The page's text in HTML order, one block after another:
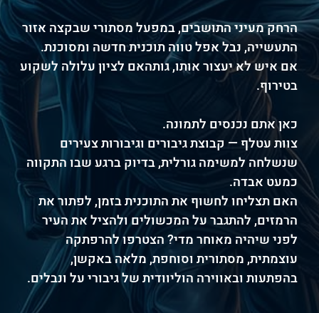
הרחק מעיני התושבים, במפעל מסתורי שבקצה אזור
התעשייה, נבל אפל טווה תוכנית חדשה ומסוכנת.
אם איש לא יעצור אותו, גותהאם לציון עלולה לשקוע
בטירוף.
כאן אתם נכנסים לתמונה.
צוות עטלף — קבוצת גיבורים וגיבורות צעירים
שנשלחה למשימה גורלית, בדיוק ברגע שבו התקווה
כמעט אבדה.
האם תצליחו לחשוף את התוכנית בזמן, לפתור את
הרמזים, להתגבר על המכשולים ולהציל את העיר
לפני שיהיה מאוחר מדי? הצטרפו להרפתקה
עוצמתית, מסתורית וסוחפת, מלאה באקשן,
בהפתעות ובאווירה הוליוודית של גיבורי על ונבלים.